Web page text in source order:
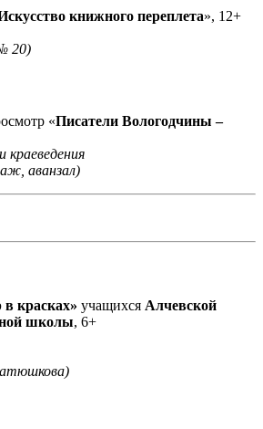
книжного переплета», 12+
20)
«Писатели Вологодчины –
краеведения
аванзал)
красках» учащихся Алчевской
школы, 6+